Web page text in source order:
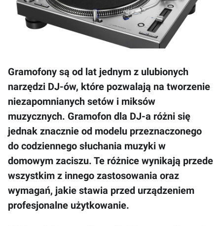
Gramofony są od lat jednym z ulubionych
narzędzi DJ-ów, które pozwalają na tworzenie
niezapomnianych setów i miksów
muzycznych. Gramofon dla DJ-a różni się
jednak znacznie od modelu przeznaczonego
do codziennego słuchania muzyki w
domowym zaciszu. Te różnice wynikają przede
wszystkim z innego zastosowania oraz
wymagań, jakie stawia przed urządzeniem
profesjonalne użytkowanie.